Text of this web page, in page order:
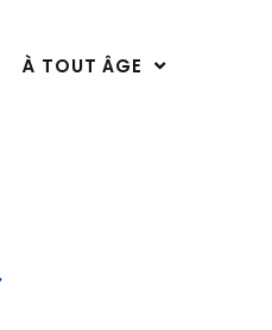
À TOUT ÂGE